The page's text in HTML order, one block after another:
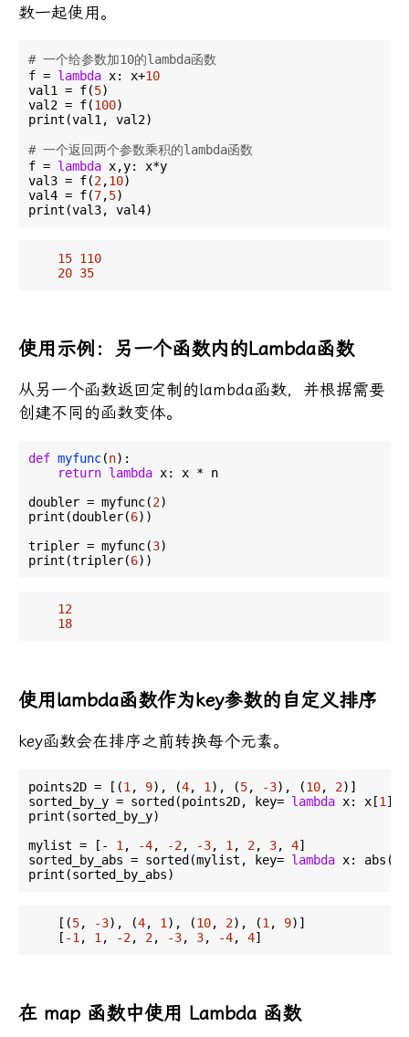
数一起使用。
# 一个给参数加10的lambda函数
f = lambda x: x+10
val1 = f(5)
val2 = f(100)
print(val1, val2)
# 一个返回两个参数乘积的lambda函数
f = lambda x,y: x*y
val3 = f(2,10)
val4 = f(7,5)
15 110
20 35
使用示例：另一个函数内的Lambda函数
从另一个函数返回定制的lambda函数，并根据需要
创建不同的函数变体。
def myfunc(n):
return lambda x: x * n
doubler = myfunc(2)
print(doubler(6))
tripler = myfunc(3)
print(tripler(6
12
18
使用lambda函数作为key参数的自定义排序
key函数会在排序之前转换每个元素。
points2D = [(1 , 9), (4, 1 ), (5, -3), (10, 2)]
sorted_by_y = sorted(points2D, key= lambda x: x[1 ])
print(sorted_by_y)
mylist = [- 1 , -4, -2, -3, 1 , 2, 3, 4]
sorted_by_abs = sorted(mylist, key= lambda x:
    [(
5, -3), (4, 1 ), (10, 2), (1 , 9)]
    [
-1 , 1 , -2, 2, -3, 3, -4, 4
在 map 函数中使用 Lambda 函数